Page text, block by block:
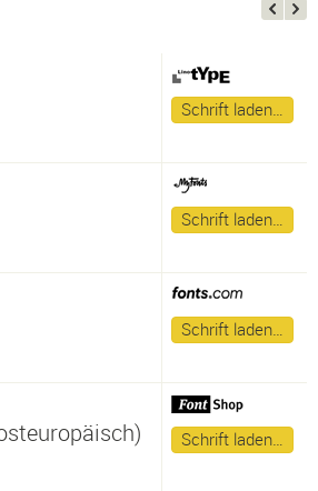
Schrift laden…
Schrift laden…
Schrift laden…
Schrift laden…